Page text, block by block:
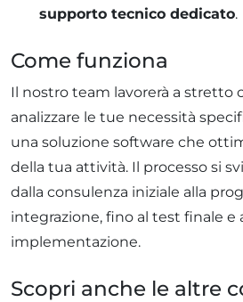
supporto tecnico dedicato.
Come funziona
Il nostro team lavorerà a stretto
analizzare le tue necessità
una soluzione software che
della tua attività. Il processo si
dalla consulenza iniziale alla
integrazione, fino al test finale e
implementazione.
Scopri anche le altre